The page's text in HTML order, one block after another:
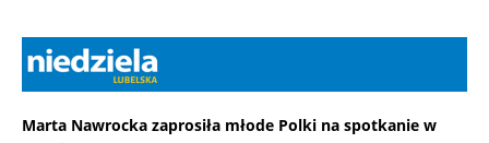
Marta Nawrocka zaprosiła młode Polki na spotkanie w